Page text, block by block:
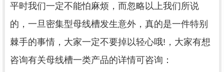
平时我们一定不能怕麻烦，而忽略以上我们所说
的，一旦密集型母线槽发生意外，真的是一件特别
棘手的事情，大家一定不要掉以轻心哦!，大家有想
咨询有关母线槽一类产品的详情可咨询：